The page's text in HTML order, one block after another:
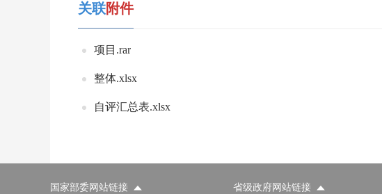
关联附件
项目.rar
整体.xlsx
自评汇总表.xlsx
国家部委网站链接 省级政府网站链接